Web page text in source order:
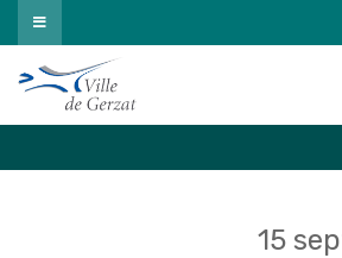
Passer
au
contenu
15